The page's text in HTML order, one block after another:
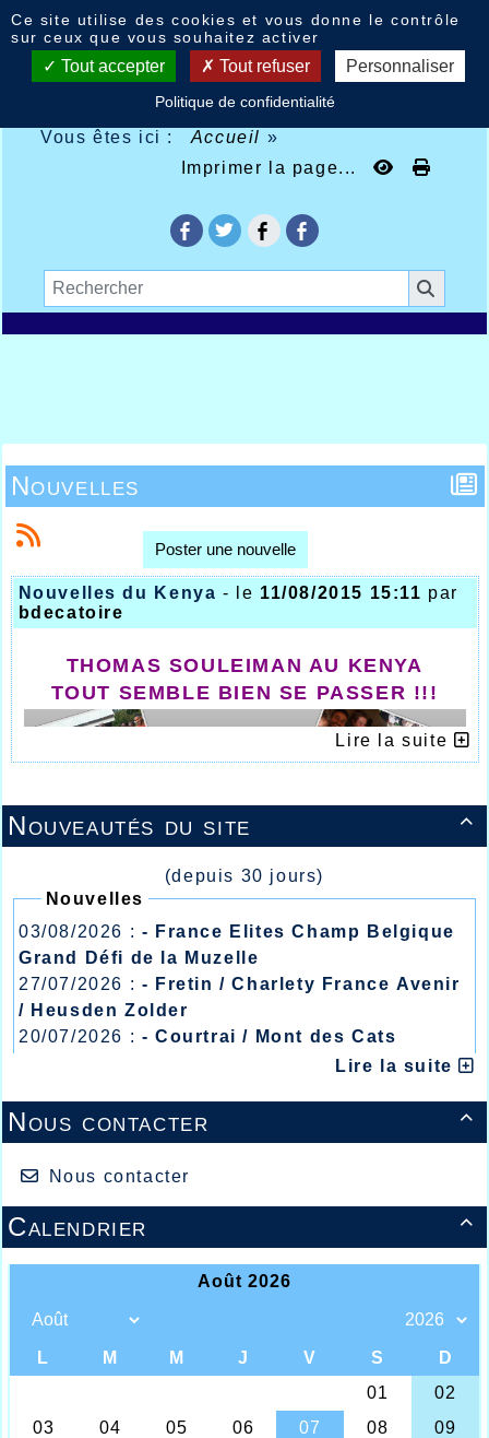
Vous êtes ici : Accueil »
Imprimer la page...

Nouveautés du site
(depuis 30 jours)
Nouvelles
03/08/2026 : - France Elites Champ Belgique
Grand Défi de la Muzelle
27/07/2026 : - Fretin / Charlety France Avenir
/ Heusden Zolder
20/07/2026 : - Courtrai / Mont des Cats
- Lyon / Meeting Abeilles /Lire la suite

Nous contacter
Nous contacter

Calendrier
Nouvelles
Poster une nouvelle
Nouvelles du Kenya - le 11/08/2015 15:11 par
bdecatoire
THOMAS SOULEIMAN AU KENYA
TOUT SEMBLE BIEN SE PASSER !!!
http://www.7muzungutokenya.weebly.com
Lire la suite
Ce site utilise des cookies et vous donne le contrôle
sur ceux que vous souhaitez activer
Tout accepter Tout refuser Personnaliser
Politique de confidentialité